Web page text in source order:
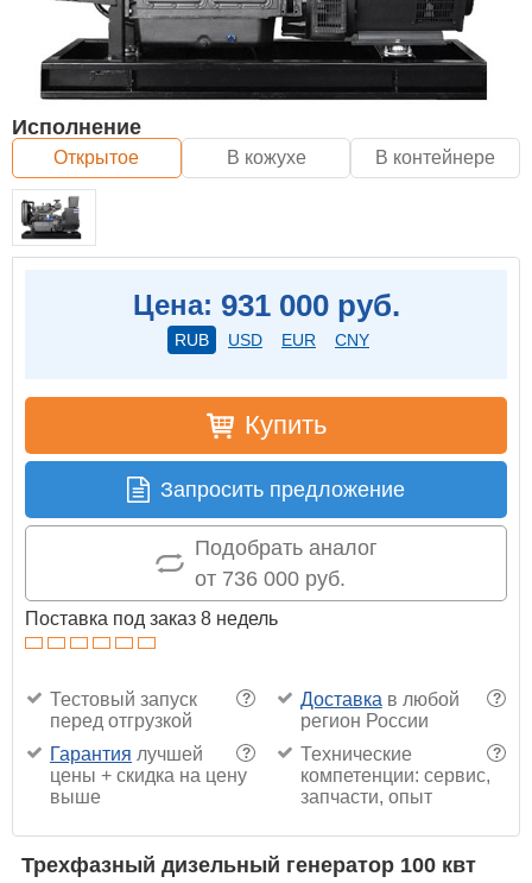
Исполнение
Открытое В кожухе В контейнере
Цена: 931 000 руб.
RUB USD EUR CNY
Купить
Запросить предложение
Подобрать аналог
от 736 000 руб.
Поставка под заказ 8 недель
?
Тестовый запуск
перед отгрузкой
?
Доставка в любой
регион России
?
Гарантия лучшей
цены + скидка на цену
выше
?
Технические
компетенции: сервис,
запчасти, опыт
Трехфазный дизельный генератор 100 квт